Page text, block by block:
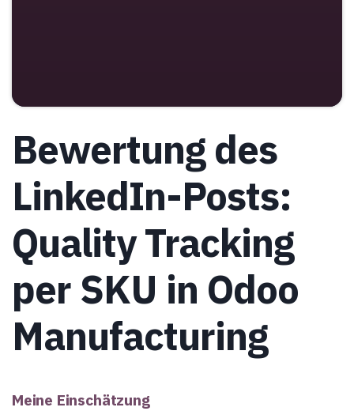
Bewertung des
LinkedIn-Posts:
Quality Tracking
per SKU in Odoo
Manufacturing
Meine Einschätzung